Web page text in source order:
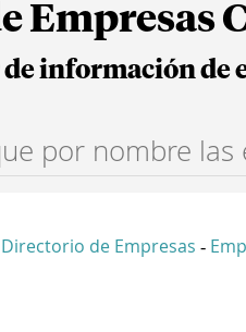
Empresas
información de
Directorio de Empresas -